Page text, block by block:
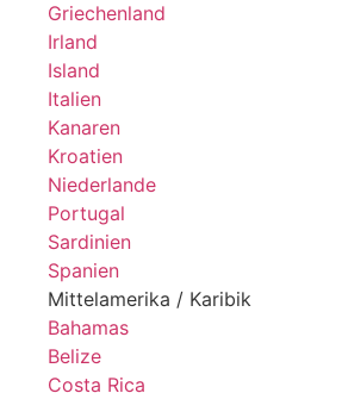
Griechenland
Irland
Island
Italien
Kanaren
Kroatien
Niederlande
Portugal
Sardinien
Spanien
Mittelamerika / Karibik
Bahamas
Belize
Costa Rica